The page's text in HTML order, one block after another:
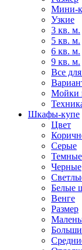
Мини-
Узкие
3 кв. м.
5 кв. м.
6 кв. м.
9 кв. м.
Все
Мойки
Шкафы-купе
Цвет
Серые
Темные
Черные
Белые
Венге
Размер